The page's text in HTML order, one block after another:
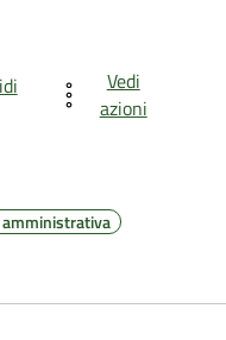
Vedi
azioni
amministrativa